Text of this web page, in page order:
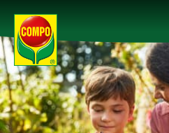
Productos